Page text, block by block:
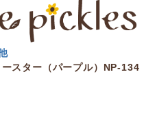
ースター（パープル）NP-134